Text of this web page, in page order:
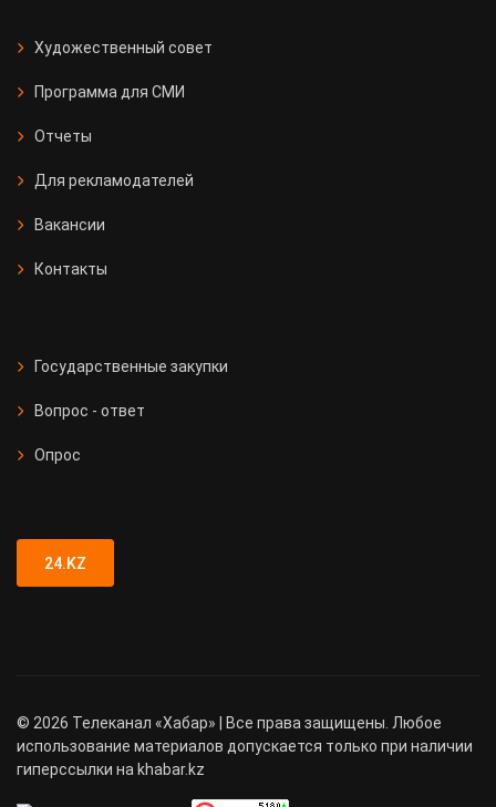
Художественный совет
Программа для СМИ
Отчеты
Для рекламодателей
Вакансии
Контакты
Государственные закупки
Вопрос - ответ
Опрос
24.KZ
© 2026 Телеканал «Хабар» | Все права защищены. Любое
использование материалов допускается только при наличии
гиперссылки на khabar.kz